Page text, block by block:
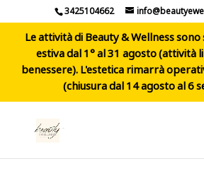
3425104662
Le attività di Beauty & Wellness
estiva dal 1° al 31 agosto (attività
benessere). L'estetica rimarrà
(chiusura dal 14 agosto al 6